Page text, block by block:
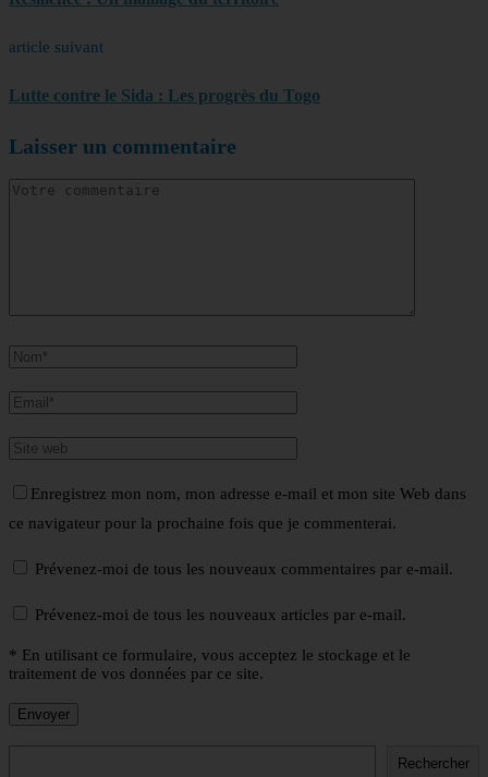
article suivant
Lutte contre le Sida : Les progrès du Togo
Laisser un commentaire
Enregistrez mon nom, mon adresse e-mail et mon site Web dans
ce navigateur pour la prochaine fois que je commenterai.
Prévenez-moi de tous les nouveaux commentaires par e-mail.
Prévenez-moi de tous les nouveaux articles par e-mail.
* En utilisant ce formulaire, vous acceptez le stockage et le
traitement de vos données par ce site.
Rechercher